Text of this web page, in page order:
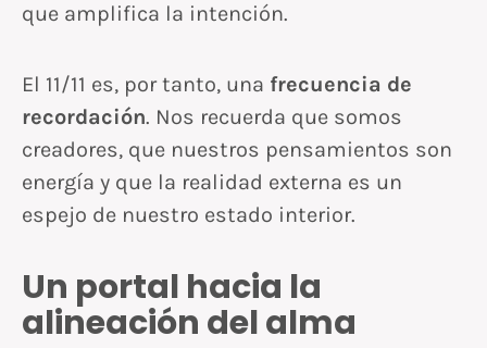
que amplifica la intención.
El 11/11 es, por tanto, una frecuencia de
recordación. Nos recuerda que somos
creadores, que nuestros pensamientos son
energía y que la realidad externa es un
espejo de nuestro estado interior.
Un portal hacia la
alineación del alma